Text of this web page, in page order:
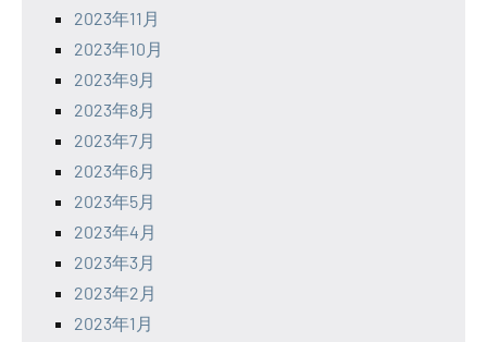
2023年11月
2023年10月
2023年9月
2023年8月
2023年7月
2023年6月
2023年5月
2023年4月
2023年3月
2023年2月
2023年1月